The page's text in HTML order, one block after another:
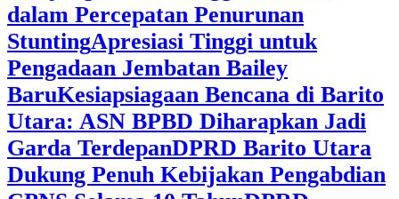
dalam Percepatan Penurunan
StuntingApresiasi Tinggi untuk
Pengadaan Jembatan Bailey
BaruKesiapsiagaan Bencana di Barito
Utara: ASN BPBD Diharapkan Jadi
Garda TerdepanDPRD Barito Utara
Dukung Penuh Kebijakan Pengabdian